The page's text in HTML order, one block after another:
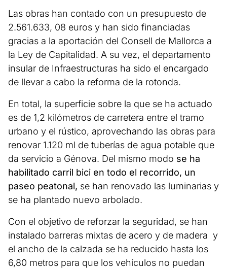
Las obras han contado con un presupuesto de
2.561.633, 08 euros y han sido financiadas
gracias a la aportación del Consell de Mallorca a
la Ley de Capitalidad. A su vez, el departamento
insular de Infraestructuras ha sido el encargado
de llevar a cabo la reforma de la rotonda.
En total, la superficie sobre la que se ha actuado
es de 1,2 kilómetros de carretera entre el tramo
urbano y el rústico, aprovechando las obras para
renovar 1.120 ml de tuberías de agua potable que
da servicio a Génova. Del mismo modo se ha
habilitado carril bici en todo el recorrido, un
paseo peatonal, se han renovado las luminarias y
se ha plantado nuevo arbolado.
Con el objetivo de reforzar la seguridad, se han
instalado barreras mixtas de acero y de madera y
el ancho de la calzada se ha reducido hasta los
6,80 metros para que los vehículos no puedan